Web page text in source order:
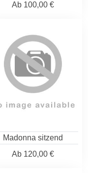
Ab 100,00 €
Madonna sitzend
Ab 120,00 €